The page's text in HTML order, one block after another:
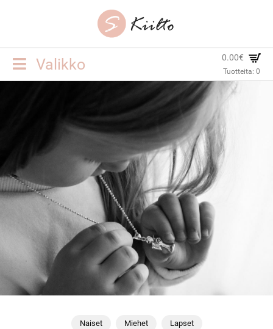
Toggle
navigation
Valikko 0.00€
Tuotteita: 0
YHTEYSTIEDOT
TOIMITUSEHDOT
KIRJAUDU SISÄÄN
Naiset Miehet Lapset